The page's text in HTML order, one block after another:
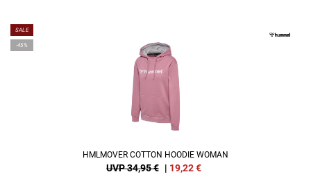
SALE
-45%
HMLMOVER COTTON HOODIE WOMAN
UVP 34,95 € | 19,22€